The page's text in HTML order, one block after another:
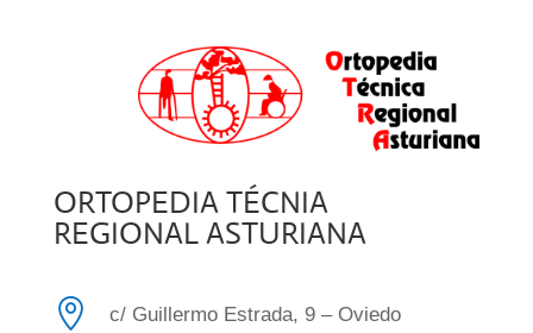
ORTOPEDIA TÉCNIA
REGIONAL ASTURIANA
 c/ Guillermo Estrada, 9 – Oviedo